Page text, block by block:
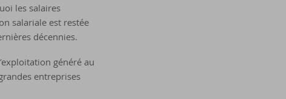
les salaires
salariale est restée
décennies.
généré au
entreprises